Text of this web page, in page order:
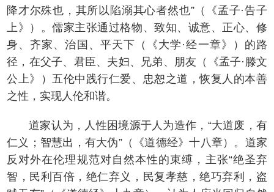
降才尔殊也，其所以陷溺其心者然也”（《孟子·告子
上》）。儒家主张通过格物、致知、诚意、正心、修
身、齐家、治国、平天下（《大学·经一章》）的路
径，在父子、君臣、夫妇、兄弟、朋友（《孟子·滕文
公上》）五伦中践行仁爱、忠恕之道，恢复人的本善
之性，实现人伦和谐。
道家认为，人性困境源于人为造作，“大道废，有
仁义；智慧出，有大伪”（《道德经》十八章）。道家
反对外在伦理规范对自然本性的束缚，主张“绝圣弃
智，民利百倍，绝仁弃义，民复孝慈，绝巧弃利，盗